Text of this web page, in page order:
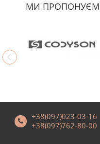
МИ
+38(097)023-03-16
+38(097)762-80-00